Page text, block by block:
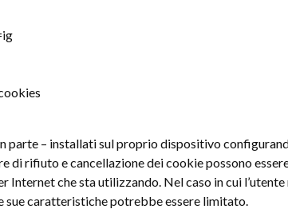
parte – installati sul proprio dispositivo
rifiuto e cancellazione dei cookie possono
che sta utilizzando. Nel caso in cui
sue caratteristiche potrebbe essere limitato.